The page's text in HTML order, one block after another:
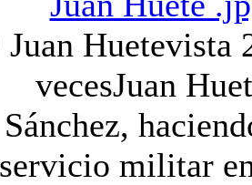
Juan Huetevista
vecesJuan
Sánchez,
servicio militar